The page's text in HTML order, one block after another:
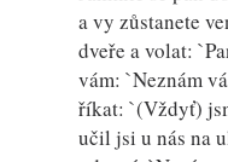
a vy zůstanete
dveře a volat:
vám: `Neznám
říkat: `(Vždyť)
učil jsi u nás na